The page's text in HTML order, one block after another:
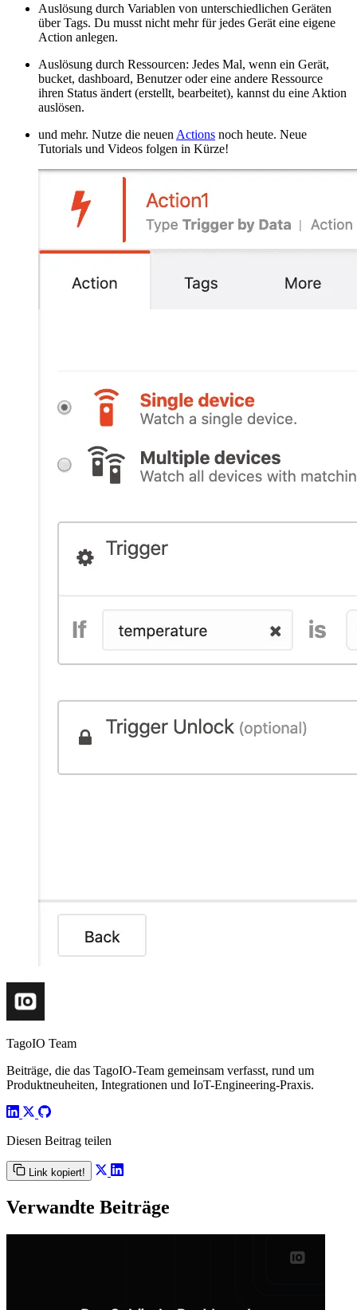
Auslösung durch Variablen von unterschiedlichen Geräten
über Tags. Du musst nicht mehr für jedes Gerät eine eigene
Action anlegen.
Auslösung durch Ressourcen: Jedes Mal, wenn ein Gerät,
bucket, dashboard, Benutzer oder eine andere Ressource
ihren Status ändert (erstellt, bearbeitet), kannst du eine Aktion
auslösen.
und mehr. Nutze die neuen Actions noch heute. Neue
Tutorials und Videos folgen in Kürze!
TagoIO Team
Beiträge, die das TagoIO-Team gemeinsam verfasst, rund um
Produktneuheiten, Integrationen und IoT-Engineering-Praxis.
Diesen Beitrag teilen
Link kopiert!
Verwandte Beiträge